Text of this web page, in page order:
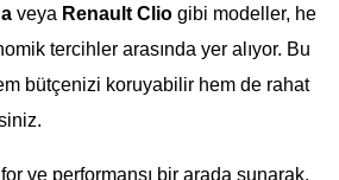
veya Renault Clio gibi modeller, he
tercihler arasında yer alıyor. Bu
bütçenizi koruyabilir hem de rahat
ve performansı bir arada sunarak,